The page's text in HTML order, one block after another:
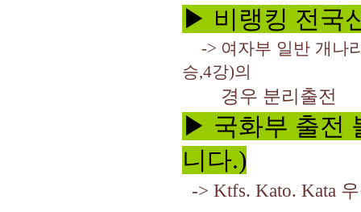
▶ 비랭킹 전국
-> 여자부 일반 개나
승,4강)의
경우 분리출전
▶ 국화부 출전
니다.)
-> Ktfs. Kato. Kata